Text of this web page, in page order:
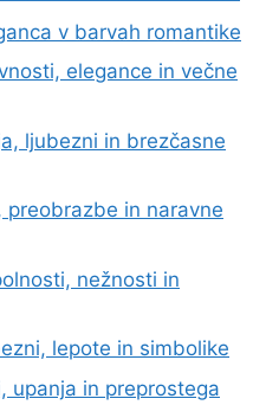
v barvah romantike
elegance in večne
ljubezni in brezčasne
preobrazbe in naravne
nežnosti in
lepote in simbolike
upanja in preprostega